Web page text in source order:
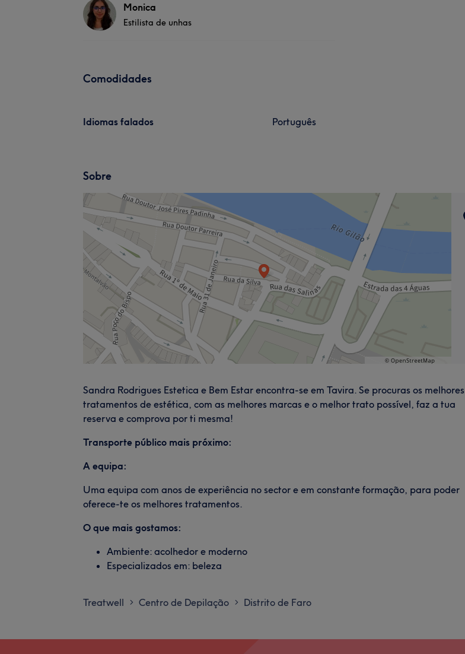
Monica
Estilista de unhas
Comodidades
Idiomas falados Português
Sobre
Sandra Rodrigues Estetica e Bem Estar encontra-se em Tavira. Se procuras os melhores
tratamentos de estética, com as melhores marcas e o melhor trato possível, faz a tua
reserva e comprova por ti mesma!
Transporte público mais próximo:
A equipa:
Uma equipa com anos de experiência no sector e em constante formação, para poder
oferece-te os melhores tratamentos.
O que mais gostamos:
Ambiente: acolhedor e moderno
Especializados em: beleza
Treatwell > Centro de Depilação > Distrito de Faro